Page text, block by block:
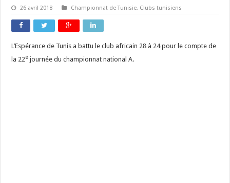
26 avril 2018 Championnat de Tunisie, Clubs tunisiens
L’Espérance de Tunis a battu le club africain 28 à 24 pour le compte de
la 22e journée du championnat national A.